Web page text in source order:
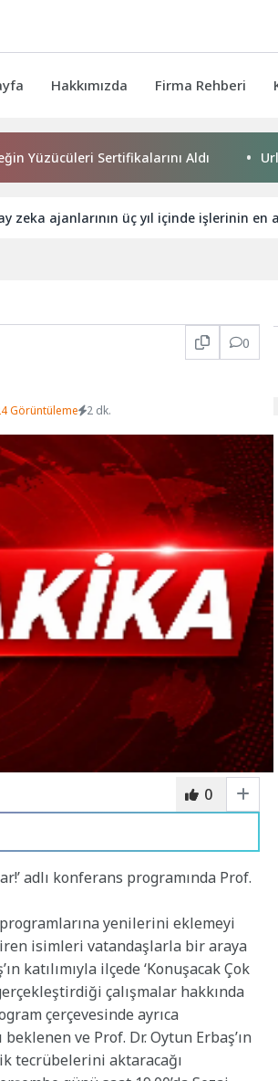
Hakkımızda Firma Rehberi
Sertifikalarını Aldı Urla
zeka ajanlarının üç yıl içinde işlerinin en
0
Görüntüleme 2 dk.
0
adlı konferans programında Prof.
yenilerini eklemeyi
isimleri vatandaşlarla bir araya
katılımıyla ilçede ‘Konuşacak Çok
çalışmalar hakkında
çerçevesinde ayrıca
ve Prof. Dr. Oytun Erbaş’ın
tecrübelerini aktaracağı